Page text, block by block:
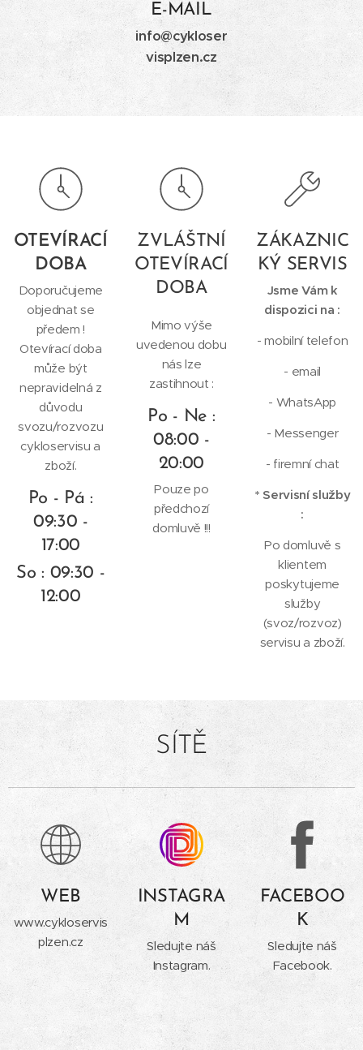
E-MAIL
info@cykloser
visplzen.cz
OTEVÍRACÍ
DOBA
Doporučujeme
objednat se
předem !
Otevírací doba
může být
nepravidelná z
důvodu
svozu/rozvozu
cykloservisu a
zboží.
Po - Pá :
09:30 -
17:00
So : 09:30 -
12:00
ZVLÁŠTNÍ
OTEVÍRACÍ
DOBA
Mimo výše
uvedenou dobu
nás lze
zastihnout :
Po - Ne :
08:00 -
20:00
Pouze po
předchozí
domluvě !!!
ZÁKAZNIC
KÝ SERVIS
Jsme Vám k
dispozici na :
- mobilní telefon
- email
- WhatsApp
- Messenger
- firemní chat
* Servisní služby
:
Po domluvě s
klientem
poskytujeme
služby
(svoz/rozvoz)
servisu a zboží.
SÍTĚ
WEB
www.cykloservis
plzen.cz
INSTAGRA
M
Sledujte náš
Instagram.
FACEBOO
K
Sledujte náš
Facebook.